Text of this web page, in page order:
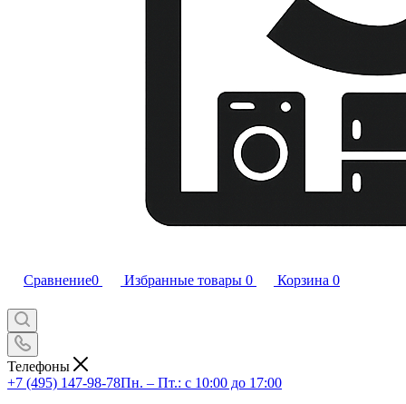
Сравнение0 Избранные товары 0 Корзина 0
Телефоны
+7 (495) 147-98-78Пн. – Пт.: с 10:00 до 17:00